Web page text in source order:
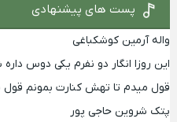
پست های پیشنهادی
واله آرمین کوشکباغی
این روزا انگار دو نفرم یکی دوس داره
قول میدم تا تهش کنارت بمونم
پتک شروین حاجی پور